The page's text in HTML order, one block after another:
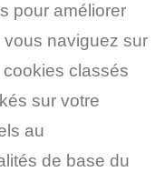
pour améliorer
naviguez sur
cookies classés
sur votre
au
de base du